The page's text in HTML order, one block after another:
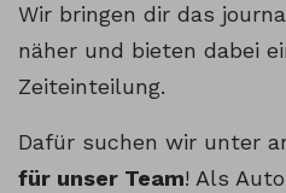
Wir bringen dir das
näher und bieten dabei
Zeiteinteilung.
Dafür suchen wir unter
für unser Team! Als